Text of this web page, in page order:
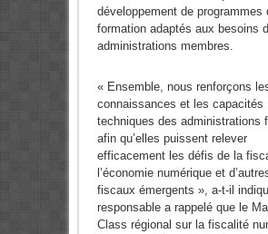
développement de programmes
formation adaptés aux besoins
administrations membres.
« Ensemble, nous renforçons
connaissances et les capacités
techniques des administrations
afin qu’elles puissent relever
efficacement les défis de la
l’économie numérique et
fiscaux émergents », a-t-il
responsable a rappelé que le
Class régional sur la fiscalité